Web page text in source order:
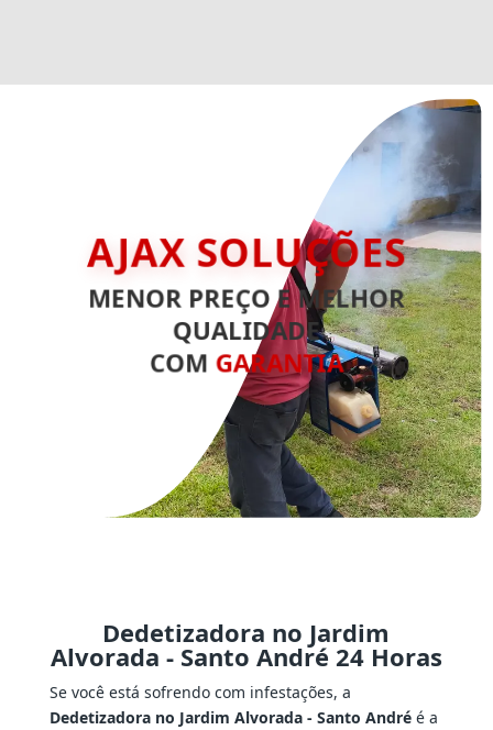
AJAX SOLUÇÕES
MENOR PREÇO E MELHOR
QUALIDADE
COM GARANTIA
Dedetizadora no Jardim
Alvorada - Santo André 24 Horas
Se você está sofrendo com infestações, a
Dedetizadora no Jardim Alvorada - Santo Andréé a